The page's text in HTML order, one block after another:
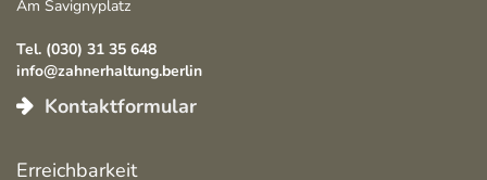
Am Savignyplatz
Tel. (030) 31 35 648
info@zahnerhaltung.berlin
Kontaktformular
Erreichbarkeit